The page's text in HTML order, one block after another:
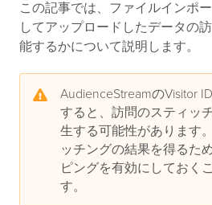
この記事では、ファイルインポ
してアップロードしたデータの
能するかについて説明します。
AudienceStreamのVisitor
すると、訪問のスティッ
生する可能性があります
ッチングの結果を得るた
ピングを有効にしておく
す。